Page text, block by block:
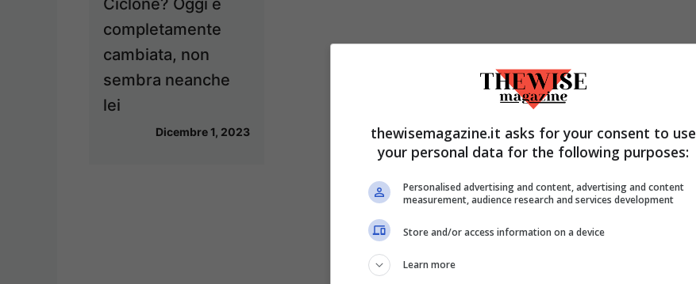
completamente
cambiata, non
sembra neanche
lei
Dicembre 1, 2023
thewisemagazine.it asks for your consent to use
your personal data for the following purposes:
Personalised advertising and content, advertising and content
measurement, audience research and services development
Store and/or access information on a device
Learn more